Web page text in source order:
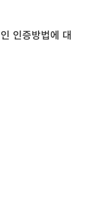
인증방법에 대